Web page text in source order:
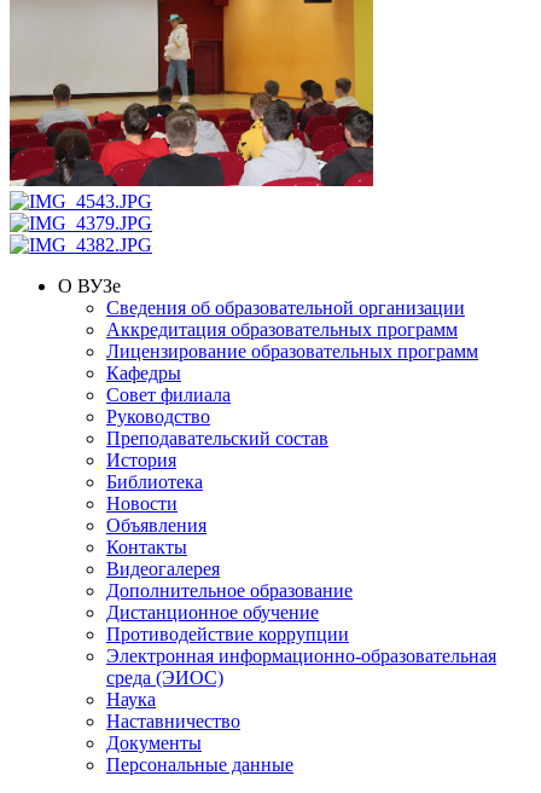
О ВУЗе
Сведения об образовательной организации
Аккредитация образовательных программ
Лицензирование образовательных программ
Кафедры
Совет филиала
Руководство
Преподавательский состав
История
Библиотека
Новости
Объявления
Контакты
Видеогалерея
Дополнительное образование
Дистанционное обучение
Противодействие коррупции
Электронная информационно-образовательная
среда (ЭИОС)
Наука
Наставничество
Документы
Персональные данные